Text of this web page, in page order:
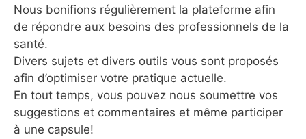
Nous bonifions régulièrement la plateforme afin
de répondre aux besoins des professionnels de la
santé.
Divers sujets et divers outils vous sont proposés
afin d’optimiser votre pratique actuelle.
En tout temps, vous pouvez nous soumettre vos
suggestions et commentaires et même participer
à une capsule!